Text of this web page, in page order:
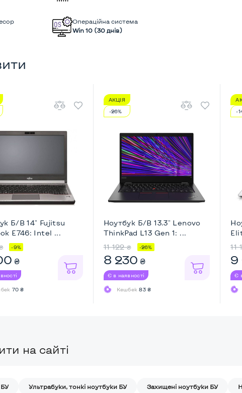
Операційна система
Win 10 (30 днів)
Б/В 14" Fujitsu
E746: Intel ...
-9%
₴
70 ₴
АКЦІЯ
-26%
Ноутбук Б/В 13.3" Lenovo
ThinkPad L13 Gen 1: ...
11 122 ₴ -26%
8 230 ₴
Є в наявності
Кешбек83 ₴
-
11
9
Є
на сайті
БУ Ультрабуки, тонкі ноутбуки БУ Захищені ноутбуки БУ